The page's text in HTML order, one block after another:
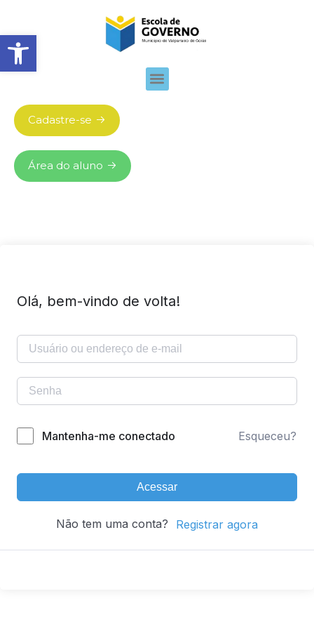
Abrir barra de ferramentas
Cadastre-se
Área do aluno
Olá, bem-vindo de volta!
Mantenha-me conectado Esqueceu?
Acessar
Não tem uma conta? Registrar agora